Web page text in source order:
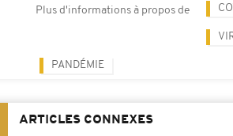
Plus d'informations à propos de
PANDÉMIE
ARTICLES CONNEXES